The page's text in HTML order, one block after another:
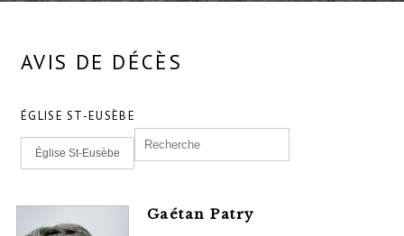
AVIS DE DÉCÈS
ÉGLISE ST-EUSÈBE
Église St-Eusèbe
Gaétan Patry